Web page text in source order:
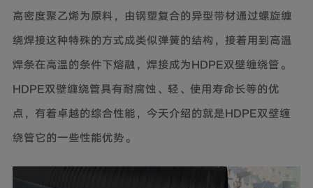
高密度聚乙烯为原料，由钢塑复合的异型带材通过螺旋缠
绕焊接这种特殊的方式成类似弹簧的结构，接着用到高温
焊条在高温的条件下熔融，焊接成为HDPE双壁缠绕管。
HDPE双壁缠绕管具有耐腐蚀、轻、使用寿命长等的优
点，有着卓越的综合性能，今天介绍的就是HDPE双壁缠
绕管它的一些性能优势。